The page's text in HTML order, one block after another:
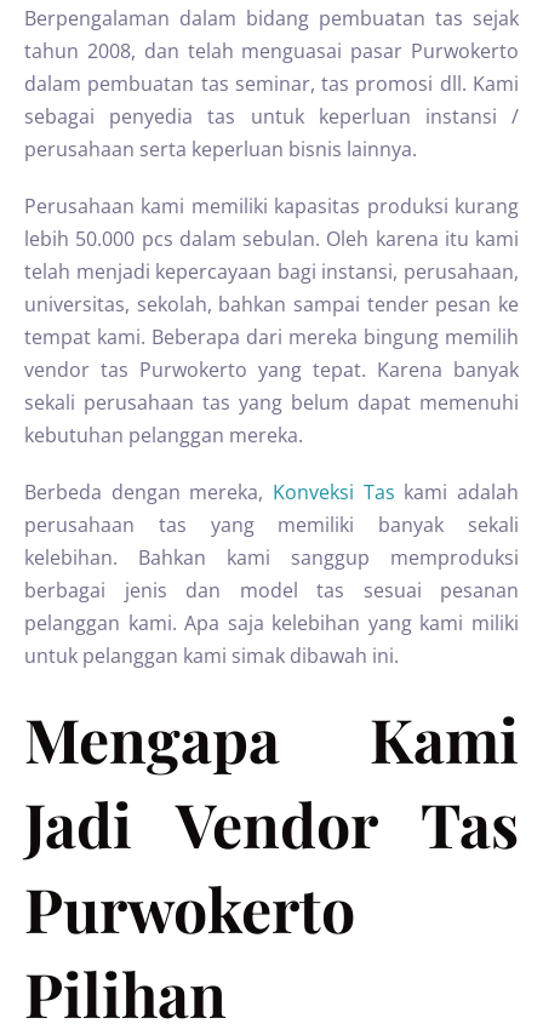
Berpengalaman dalam bidang pembuatan tas sejak
tahun 2008, dan telah menguasai pasar Purwokerto
dalam pembuatan tas seminar, tas promosi dll. Kami
sebagai penyedia tas untuk keperluan instansi /
perusahaan serta keperluan bisnis lainnya.
Perusahaan kami memiliki kapasitas produksi kurang
lebih 50.000 pcs dalam sebulan. Oleh karena itu kami
telah menjadi kepercayaan bagi instansi, perusahaan,
universitas, sekolah, bahkan sampai tender pesan ke
tempat kami. Beberapa dari mereka bingung memilih
vendor tas Purwokerto yang tepat. Karena banyak
sekali perusahaan tas yang belum dapat memenuhi
kebutuhan pelanggan mereka.
Berbeda dengan mereka, Konveksi Tas kami adalah
perusahaan tas yang memiliki banyak sekali
kelebihan. Bahkan kami sanggup memproduksi
berbagai jenis dan model tas sesuai pesanan
pelanggan kami. Apa saja kelebihan yang kami miliki
untuk pelanggan kami simak dibawah ini.
Mengapa Kami
Jadi Vendor Tas
Purwokerto
Pilihan